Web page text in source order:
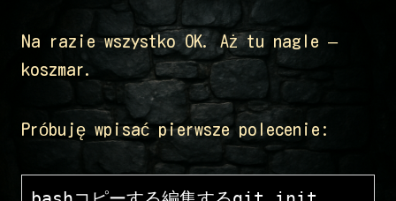
Na razie wszystko OK. Aż tu nagle –
koszmar.
Próbuję wpisać pierwsze polecenie: